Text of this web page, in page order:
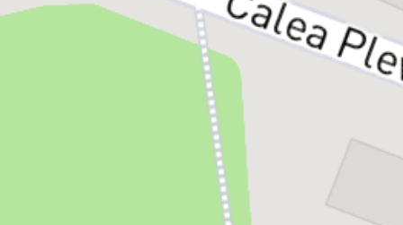
Mendél |
Carlotta: Rodica Ștefan |Piangi:Andrei Petre |
Mr. Andre: Ernest Fazekaș / Cătălin
Judith State | Meg Giry: Alina
Cosmin Seleși /
Mr.
Ernest Fazekaș / Cătălin Petrescu |
Burlan
*Cu participarea Orchestrei, Corului și Baletului Operei Naționale
București
**Instituția își rezervă dreptul de a aduce modificări în distribuțiile
spectacolelor în cazul în care situația le impune.